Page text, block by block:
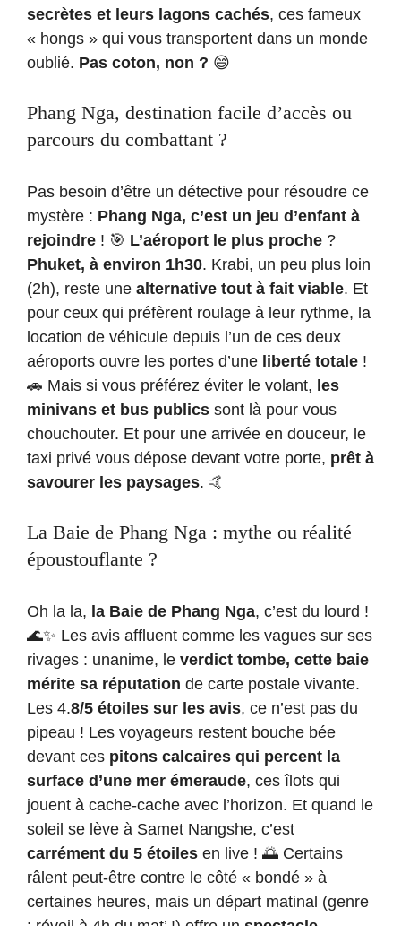
secrètes et leurs lagons cachés, ces fameux
« hongs » qui vous transportent dans un monde
oublié. Pas coton, non ? 😄
Phang Nga, destination facile d’accès ou
parcours du combattant ?
Pas besoin d’être un détective pour résoudre ce
mystère : Phang Nga, c’est un jeu d’enfant à
rejoindre ! 🎯 L’aéroport le plus proche ?
Phuket, à environ 1h30. Krabi, un peu plus loin
(2h), reste une alternative tout à fait viable. Et
pour ceux qui préfèrent roulage à leur rythme, la
location de véhicule depuis l’un de ces deux
aéroports ouvre les portes d’une liberté totale !
🚗 Mais si vous préférez éviter le volant, les
minivans et bus publics sont là pour vous
chouchouter. Et pour une arrivée en douceur, le
taxi privé vous dépose devant votre porte, prêt à
savourer les paysages. 🤙
La Baie de Phang Nga : mythe ou réalité
époustouflante ?
Oh la la, la Baie de Phang Nga, c’est du lourd !
🌊✨ Les avis affluent comme les vagues sur ses
rivages : unanime, le verdict tombe, cette baie
mérite sa réputation de carte postale vivante.
Les 4.8/5 étoiles sur les avis, ce n’est pas du
pipeau ! Les voyageurs restent bouche bée
devant ces pitons calcaires qui percent la
surface d’une mer émeraude, ces îlots qui
jouent à cache-cache avec l’horizon. Et quand le
soleil se lève à Samet Nangshe, c’est
carrément du 5 étoiles en live ! 🌅 Certains
râlent peut-être contre le côté « bondé » à
certaines heures, mais un départ matinal (genre